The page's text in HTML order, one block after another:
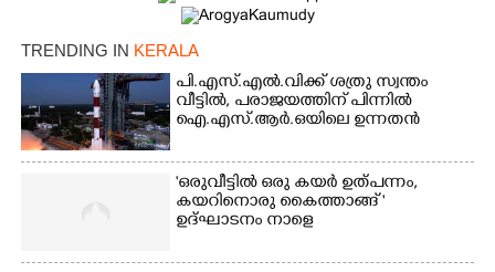
TRENDING IN KERALA
പി.എസ്.എൽ.വിക്ക് ശത്രു സ്വന്തം
വീട്ടിൽ,​ പരാജയത്തിന് പിന്നിൽ
ഐ.എസ്.ആർ.ഒയിലെ ഉന്നതൻ
'ഒരുവീട്ടിൽ ഒരു കയർ ഉത്പന്നം,
കയറിനൊരു കൈത്താങ്ങ് '
ഉദ്ഘാടനം നാളെ
Copy Link